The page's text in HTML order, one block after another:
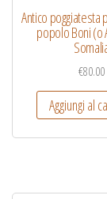
Antico poggiatesta
popolo Boni (o
€80.00
Aggiungi al